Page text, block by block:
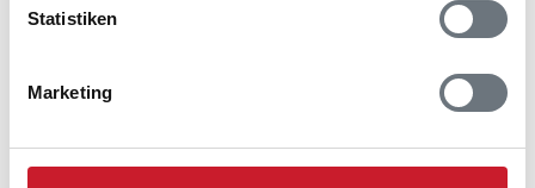
Statistiken
Marketing
Sie bekommen Verfügbarkeit und Preis angezeigt
Reisezeitraumes auch Änderungen bei der
können.